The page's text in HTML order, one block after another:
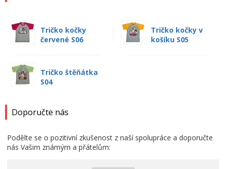
Tričko kočky
červené S06
Tričko kočky v
košíku S05
Tričko štěňátka
S04
Doporučte nás
Podělte se o pozitivní zkušenost z naší spolupráce a doporučte
nás Vašim známým a přátelům: